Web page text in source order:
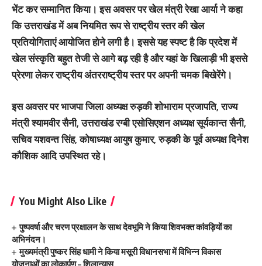
भेंट कर सम्मानित किया। इस अवसर पर खेल मंत्री रेखा आर्या ने कहा
कि उत्तराखंड में अब नियमित रूप से राष्ट्रीय स्तर की खेल
प्रतियोगिताएं आयोजित होने लगी है। इससे यह स्पष्ट है कि प्रदेश में
खेल संस्कृति बहुत तेजी से आगे बढ़ रही है और यहां के खिलाड़ी भी इससे
प्रेरणा लेकर राष्ट्रीय अंतरराष्ट्रीय स्तर पर अपनी चमक बिखेरेंगे।
इस अवसर पर भाजपा जिला अध्यक्ष रुड़की शोभाराम प्रजापति, राज्य
मंत्री श्यामवीर सैनी, उत्तराखंड रग्बी एसोसिएशन अध्यक्ष सूर्यकान्त सैनी,
सचिव यशवन्त सिंह, कोषाध्यक्ष आयुष कुमार, रुड़की के पूर्व अध्यक्ष दिनेश
कौशिक आदि उपस्थित रहे।
You Might Also Like
पुष्पवर्षा और चरण प्रक्षालन के साथ देवभूमि ने किया शिवभक्त कांवड़ियों का
अभिनंदन।
मुख्यमंत्री पुष्कर सिंह धामी ने किया मसूरी विधानसभा में विभिन्न विकास
योजनाओं का लोकार्पण – शिलान्यास